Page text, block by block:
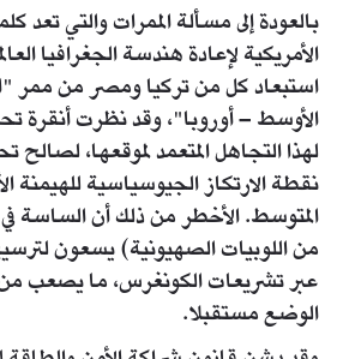
بالعودة إلى مسألة الممرات والتي تعد
الأمريكية لإعادة هندسة الجغرافيا
استبعاد كل من تركيا ومصر من ممر
الأوسط – أوروبا"، وقد نظرت أنقرة
لهذا التجاهل المتعمد لموقعها، لصالح
نقطة الارتكاز الجيوسياسية للهيمنة
المتوسط. الأخطر من ذلك أن الساسة
من اللوبيات الصهيونية) يسعون
عبر تشريعات الكونغرس، ما يصعب
الوضع مستقبلا.